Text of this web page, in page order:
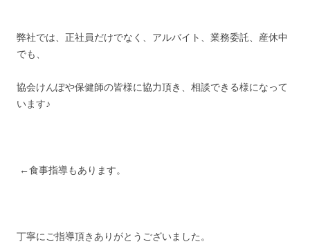
弊社では、正社員だけでなく、アルバイト、業務委託、産休中
でも、
協会けんぽや保健師の皆様に協力頂き、相談できる様になって
います♪
←食事指導もあります。
丁寧にご指導頂きありがとうございました。